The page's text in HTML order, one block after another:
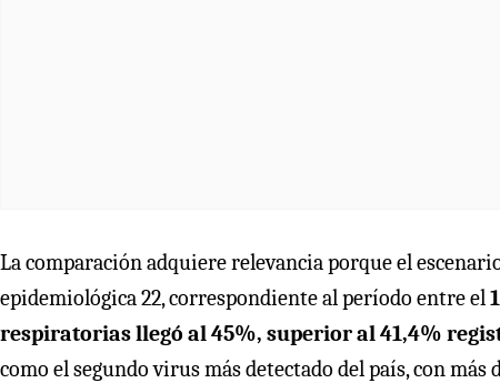
La comparación adquiere relevancia porque el
epidemiológica 22, correspondiente al período entre el
respiratorias llegó al 45%, superior al 41,4%
como el segundo virus más detectado del país, con más